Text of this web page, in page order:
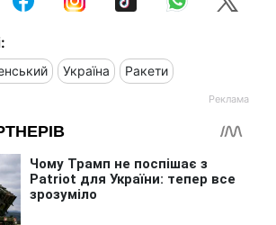
Україна Ракети